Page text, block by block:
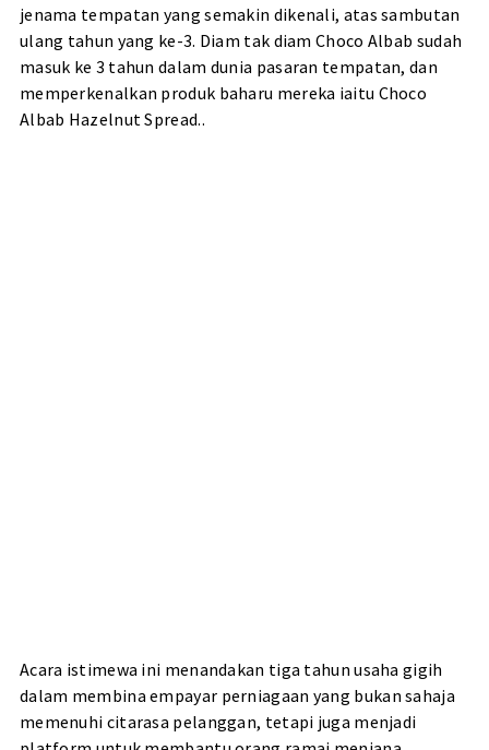
jenama tempatan yang semakin dikenali, atas sambutan
ulang tahun yang ke-3. Diam tak diam Choco Albab sudah
masuk ke 3 tahun dalam dunia pasaran tempatan, dan
memperkenalkan produk baharu mereka iaitu Choco
Albab Hazelnut Spread..
Acara istimewa ini menandakan tiga tahun usaha gigih
dalam membina empayar perniagaan yang bukan sahaja
memenuhi citarasa pelanggan, tetapi juga menjadi